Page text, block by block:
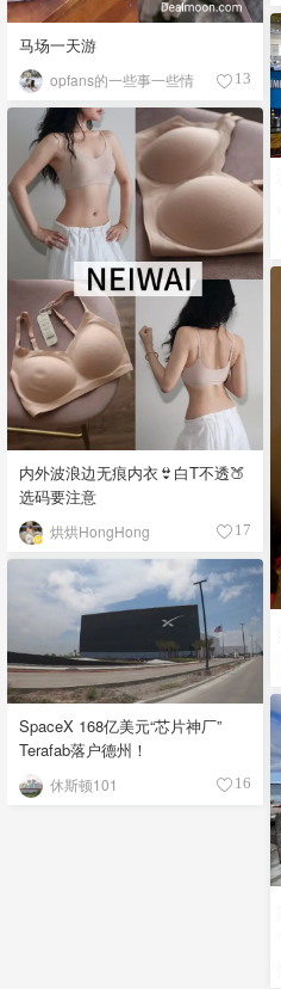
马场一天游
opfans的一些事一些情 13
内外波浪边无痕内衣👙白T不透🍑
选码要注意
烘烘HongHong 17
SpaceX 168亿美元“芯片神厂”
Terafab落户德州！
休斯顿101 16